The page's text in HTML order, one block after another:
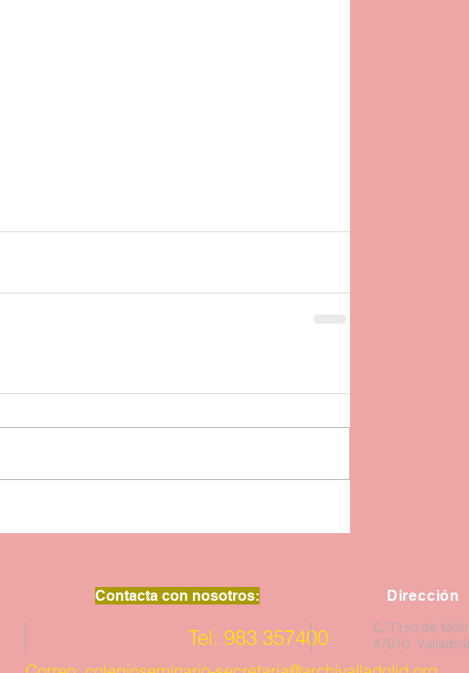
Contacta con nosotros: Dirección
Tel: 983 357400
C/ Tirso de
47010.